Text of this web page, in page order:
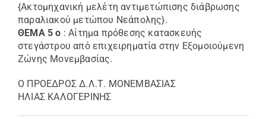
{Ακτομηχανική μελέτη αντιμετώπισης διάβρωσης
παραλιακού μετώπου Νεάπολης}.
ΘΕΜΑ 5 o : Αίτημα πρόθεσης κατασκευής
στεγάστρου από επιχειρηματία στην Εξομοιούμενη
Ζώνης Μονεμβασίας.
Ο ΠΡΟΕΔΡΟΣ Δ.Λ.Τ. ΜΟΝΕΜΒΑΣΙΑΣ
ΗΛΙΑΣ ΚΑΛΟΓΕΡΙΝΗΣ